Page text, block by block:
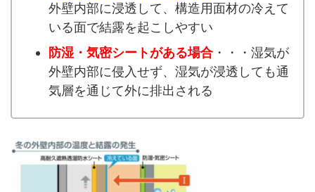
外壁内部に浸透して、構造用面材の冷えて
いる面で結露を起こしやすい
防湿・気密シートがある場合 ・・・湿気が
外壁内部に侵入せず、湿気が浸透しても通
気層を通じて外に排出される